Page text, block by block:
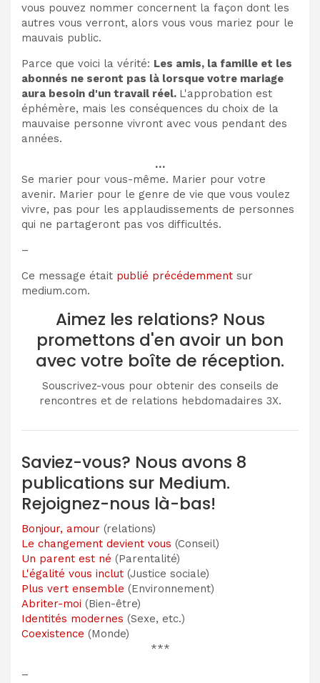
vous pouvez nommer concernent la façon dont les
autres vous verront, alors vous vous mariez pour le
mauvais public.
Parce que voici la vérité: Les amis, la famille et les
abonnés ne seront pas là lorsque votre mariage
aura besoin d'un travail réel. L'approbation est
éphémère, mais les conséquences du choix de la
mauvaise personne vivront avec vous pendant des
années.
…
Se marier pour vous-même. Marier pour votre
avenir. Marier pour le genre de vie que vous voulez
vivre, pas pour les applaudissements de personnes
qui ne partageront pas vos difficultés.
–
Ce message était publié précédemment sur
medium.com.
Aimez les relations? Nous
promettons d'en avoir un bon
avec votre boîte de réception.
Souscrivez-vous pour obtenir des conseils de
rencontres et de relations hebdomadaires 3X.
Saviez-vous? Nous avons 8
publications sur Medium.
Rejoignez-nous là-bas!
Bonjour, amour (relations)
Le changement devient vous (Conseil)
Un parent est né (Parentalité)
L'égalité vous inclut (Justice sociale)
Plus vert ensemble (Environnement)
Abriter-moi (Bien-être)
Identités modernes (Sexe, etc.)
Coexistence (Monde)
***
–